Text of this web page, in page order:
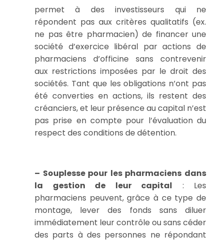
permet à des investisseurs qui ne
répondent pas aux critères qualitatifs (ex.
ne pas être pharmacien) de financer une
société d’exercice libéral par actions de
pharmaciens d’officine sans contrevenir
aux restrictions imposées par le droit des
sociétés. Tant que les obligations n’ont pas
été converties en actions, ils restent des
créanciers, et leur présence au capital n’est
pas prise en compte pour l’évaluation du
respect des conditions de détention.
– Souplesse pour les pharmaciens dans
la gestion de leur capital : Les
pharmaciens peuvent, grâce à ce type de
montage, lever des fonds sans diluer
immédiatement leur contrôle ou sans céder
des parts à des personnes ne répondant